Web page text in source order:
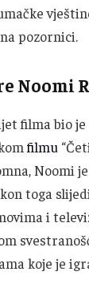
pozornici.
Noomi
filma bio je
filmu
Noomi
toga
i
koje je